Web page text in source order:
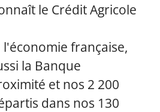
le Crédit Agricole
française,
la Banque
et nos 2 200
dans nos 130